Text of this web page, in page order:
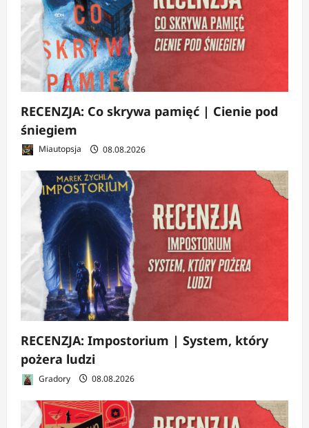
RECENZJA: Co skrywa pamięć | Cienie pod
śniegiem
Miautopsja 08.08.2026
RECENZJA: Impostorium | System, który
pożera ludzi
Gradory 08.08.2026